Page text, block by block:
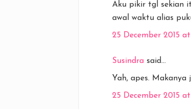
Aku pikir tgl sekian
awal waktu alias
25 December 2015 at
Susindra said...
Yah, apes.
25 December 2015 at